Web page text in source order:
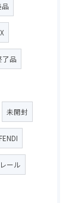
品
了品
未開封
FENDI
ール